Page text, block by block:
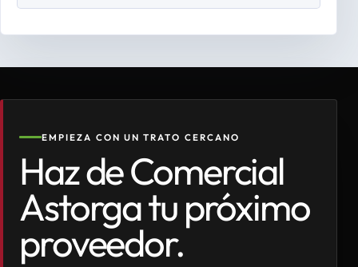
EMPIEZA CON UN TRATO CERCANO
Haz de Comercial
Astorga tu próximo
proveedor.